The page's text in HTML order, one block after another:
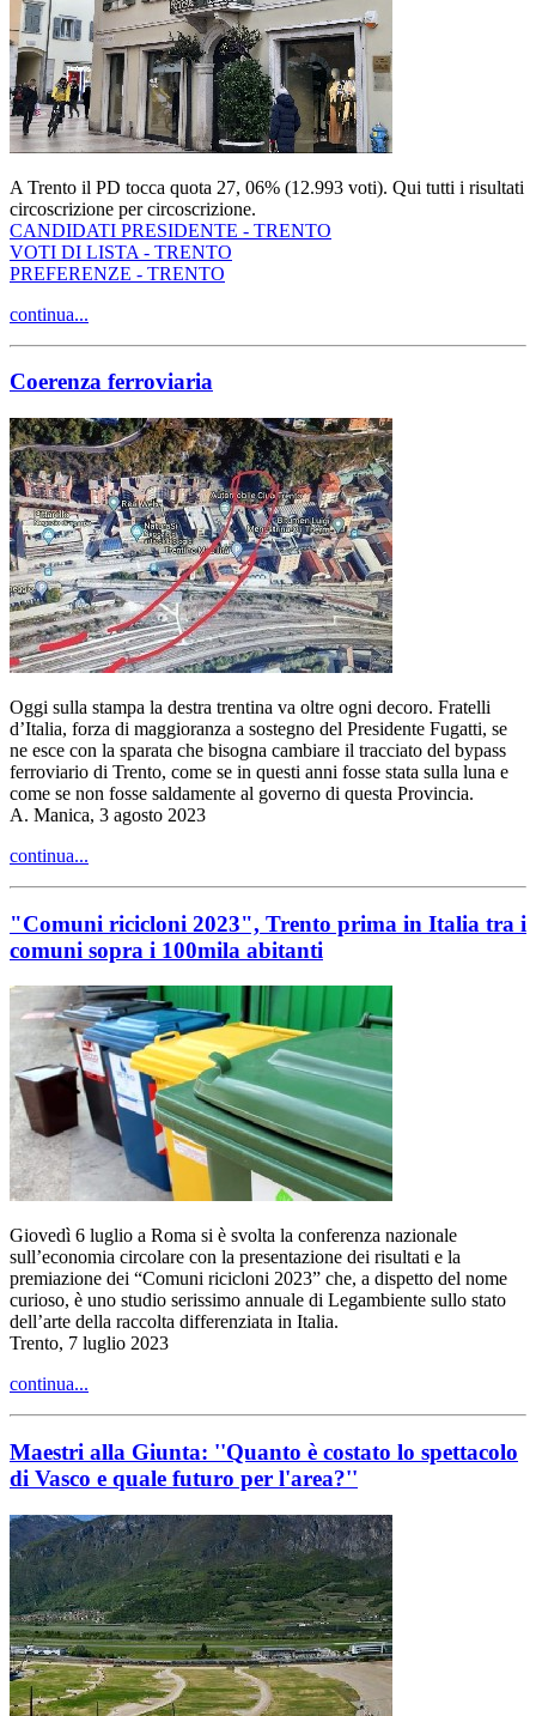
A Trento il PD tocca quota 27, 06% (12.993 voti). Qui tutti i risultati
circoscrizione per circoscrizione.
CANDIDATI PRESIDENTE - TRENTO
VOTI DI LISTA - TRENTO
PREFERENZE - TRENTO
continua...
Coerenza ferroviaria
Oggi sulla stampa la destra trentina va oltre ogni decoro. Fratelli
d’Italia, forza di maggioranza a sostegno del Presidente Fugatti, se
ne esce con la sparata che bisogna cambiare il tracciato del bypass
ferroviario di Trento, come se in questi anni fosse stata sulla luna e
come se non fosse saldamente al governo di questa Provincia.
A. Manica, 3 agosto 2023
continua...
"Comuni ricicloni 2023", Trento prima in Italia tra i
comuni sopra i 100mila abitanti
Giovedì 6 luglio a Roma si è svolta la conferenza nazionale
sull’economia circolare con la presentazione dei risultati e la
premiazione dei “Comuni ricicloni 2023” che, a dispetto del nome
curioso, è uno studio serissimo annuale di Legambiente sullo stato
dell’arte della raccolta differenziata in Italia.
Trento, 7 luglio 2023
continua...
Maestri alla Giunta: ''Quanto è costato lo spettacolo
di Vasco e quale futuro per l'area?''